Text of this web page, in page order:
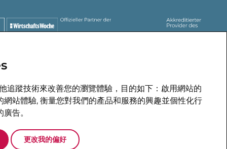
追蹤技術來改善您的瀏覽體驗，目的如下： 啟用網站的
網站體驗, 衡量您對我們的產品和服務的興趣並個性化行
廣告。
更改我的偏好